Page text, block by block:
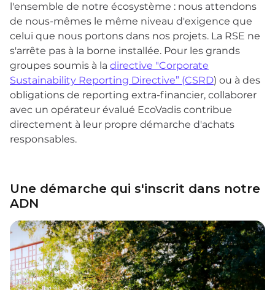
l'ensemble de notre écosystème : nous attendons
de nous-mêmes le même niveau d'exigence que
celui que nous portons dans nos projets. La RSE ne
s'arrête pas à la borne installée. Pour les grands
groupes soumis à la directive "Corporate
Sustainability Reporting Directive” (CSRD) ou à des
obligations de reporting extra-financier, collaborer
avec un opérateur évalué EcoVadis contribue
directement à leur propre démarche d'achats
responsables.
Une démarche qui s'inscrit dans notre
ADN